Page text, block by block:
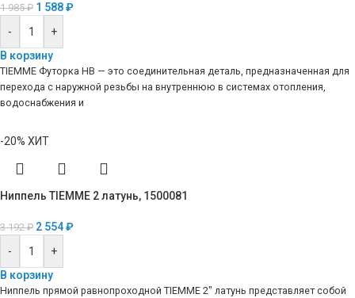
1 985₽ 1 588₽
-
+
В корзину
TIEMME Футорка НВ — это соединительная деталь, предназначенная для
перехода с наружной резьбы на внутреннюю в системах отопления,
водоснабжения и
-20% ХИТ
Ниппель TIEMME 2 латунь, 1500081
3 192₽ 2 554₽
-
+
В корзину
Ниппель прямой равнопроходной TIEMME 2″ латунь представляет собой